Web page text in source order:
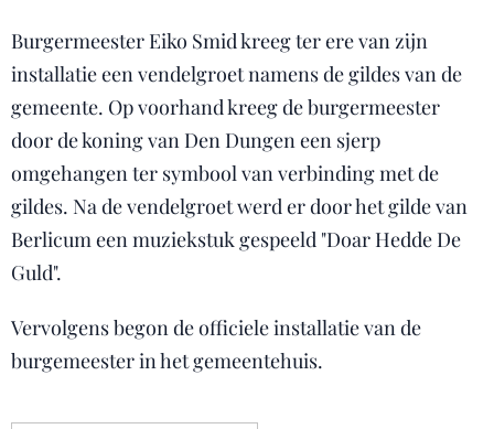
Burgermeester Eiko Smid kreeg ter ere van zijn
installatie een vendelgroet namens de gildes van de
gemeente. Op voorhand kreeg de burgermeester
door de koning van Den Dungen een sjerp
omgehangen ter symbool van verbinding met de
gildes. Na de vendelgroet werd er door het gilde van
Berlicum een muziekstuk gespeeld "Doar Hedde De
Guld".
Vervolgens begon de officiele installatie van de
burgemeester in het gemeentehuis.